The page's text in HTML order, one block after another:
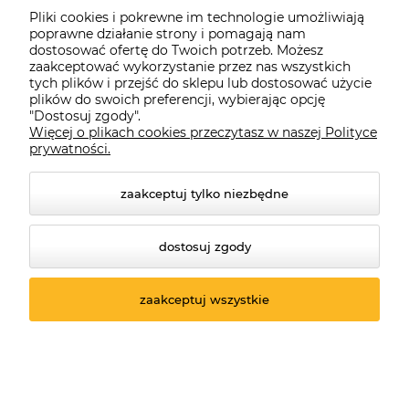
Darmowa dostawa
Darmowa dostawa (DPD Pickup) już od
Pliki cookies i pokrewne im technologie umożliwiają
poprawne działanie strony i pomagają nam
dostosować ofertę do Twoich potrzeb. Możesz
zaakceptować wykorzystanie przez nas wszystkich
tych plików i przejść do sklepu lub dostosować użycie
plików do swoich preferencji, wybierając opcję
"Dostosuj zgody".
Więcej o plikach cookies przeczytasz w naszej Polityce
prywatności.
zaakceptuj tylko niezbędne
dostosuj zgody
zaakceptuj wszystkie